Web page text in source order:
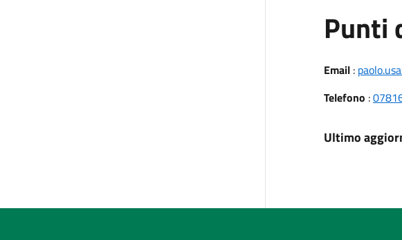
Punti
Email:
Telefono :
Ultimo